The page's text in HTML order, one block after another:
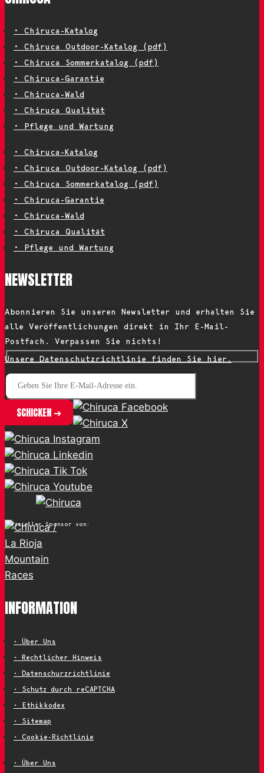
• Chiruca-Katalog
• Chiruca Outdoor-Katalog (pdf)
• Chiruca Sommerkatalog (pdf)
• Chiruca-Garantie
• Chiruca-Wald
• Chiruca Qualität
• Pflege und Wartung
• Chiruca-Katalog
• Chiruca Outdoor-Katalog (pdf)
• Chiruca Sommerkatalog (pdf)
• Chiruca-Garantie
• Chiruca-Wald
• Chiruca Qualität
• Pflege und Wartung
NEWSLETTER
Abonnieren Sie unseren Newsletter und erhalten Sie
alle Veröffentlichungen direkt in Ihr E-Mail-
Postfach. Verpassen Sie nichts!
Unsere Datenschutzrichtlinie finden Sie hier.
Offizieller Sponsor von:
INFORMATION
• Über Uns
• Rechtlicher Hinweis
• Datenschurzrichtlinie
• Schutz durch reCAPTCHA
• Ethikkodex
• Sitemap
• Cookie-Richtlinie
• Über Uns